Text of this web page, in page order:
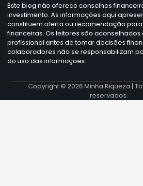
Este blog não oferece conselhos
investimento. As informações aqui
constituem oferta ou recomendação
financeiras. Os leitores são
profissional antes de tomar decisões
colaboradores não se responsabilizam
do uso das informações.
Copyright © 2026 Minha Riqueza |
reservados.